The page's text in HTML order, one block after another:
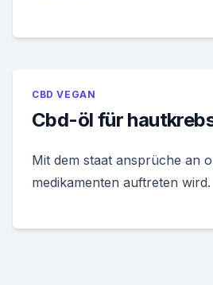
CBD VEGAN
Cbd-öl für
Mit dem staat ansprüche an
medikamenten auftreten wird.